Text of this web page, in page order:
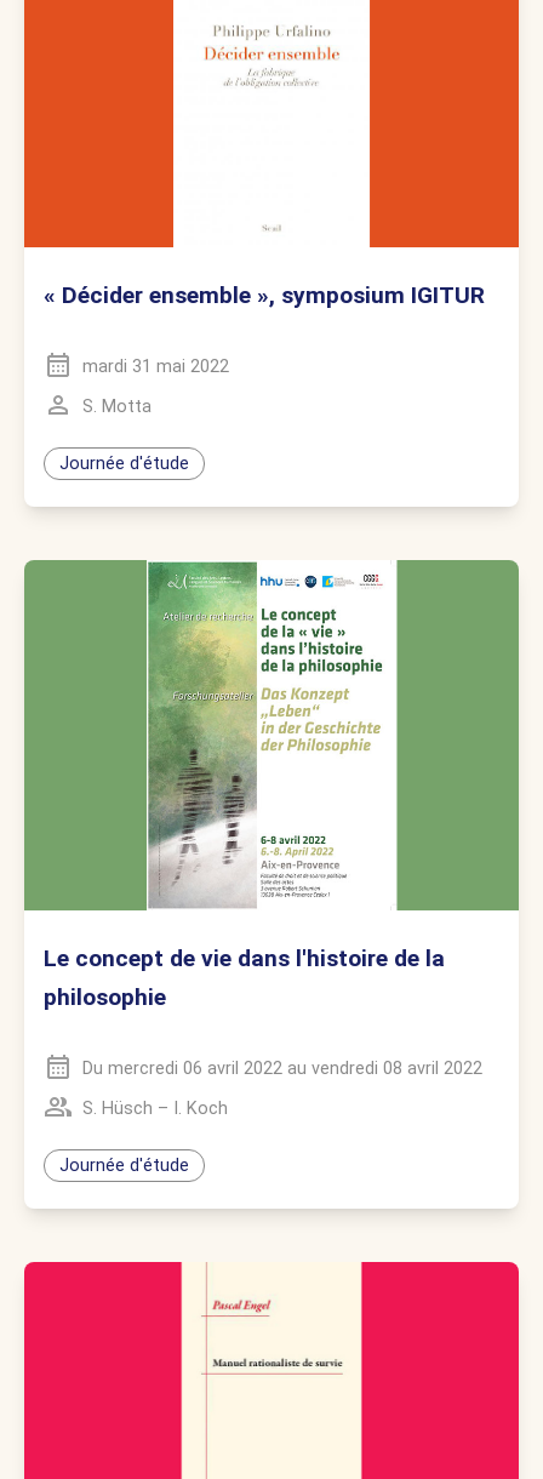
« Décider ensemble », symposium IGITUR
mardi 31 mai 2022
S. Motta
Journée d'étude
Le concept de vie dans l'histoire de la
philosophie
Du mercredi 06 avril 2022 au vendredi 08 avril 2022
S. Hüsch – I. Koch
Journée d'étude